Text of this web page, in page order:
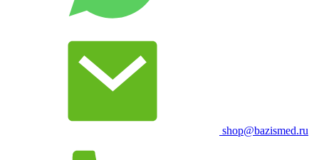
shop@bazismed.ru